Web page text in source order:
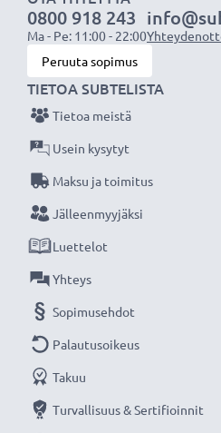
laturin ansiosta, 3 vuoden
0800 918 243
Ma - Pe: 11:00 - 22:00
Peruuta sopimus
TIETOA SUBTELISTA
Tietoa meistä
Usein kysytyt
Maksu ja toimitus
Jälleenmyyjäksi
Luettelot
Yhteys
Sopimusehdot
Palautusoikeus
Takuu
Turvallisuus & Sertifioinnit